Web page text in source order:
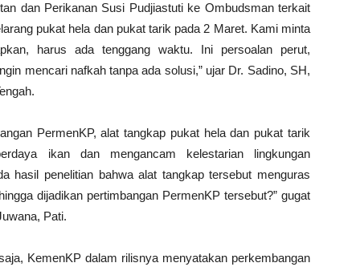
dan Perikanan Susi Pudjiastuti ke Ombudsman terkait
pukat hela dan pukat tarik pada 2 Maret. Kami minta
harus ada tenggang waktu. Ini persoalan perut,
mencari nafkah tanpa ada solusi,” ujar Dr. Sadino, SH,
PermenKP, alat tangkap pukat hela dan pukat tarik
ikan dan mengancam kelestarian lingkungan
hasil penelitian bahwa alat tangkap tersebut menguras
dijadikan pertimbangan PermenKP tersebut?” gugat
Pati.
KemenKP dalam rilisnya menyatakan perkembangan